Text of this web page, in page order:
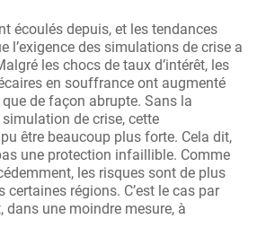
écoulés depuis, et les tendances
l’exigence des simulations de crise a
les chocs de taux d’intérêt, les
en souffrance ont augmenté
de façon abrupte. Sans la
de crise, cette
être beaucoup plus forte. Cela dit,
une protection infaillible. Comme
les risques sont de plus
régions. C’est le cas par
dans une moindre mesure, à